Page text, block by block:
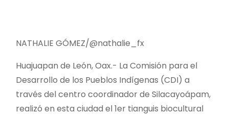
NATHALIE GÓMEZ/@nathalie_fx
Huajuapan de León, Oax.- La Comisión para el
Desarrollo de los Pueblos Indígenas (CDI) a
través del centro coordinador de Silacayoápam,
realizó en esta ciudad el 1er tianguis biocultural